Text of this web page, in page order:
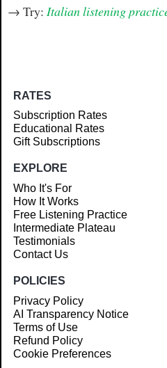
→ Try: Italian listening
RATES
Subscription Rates
Educational Rates
Gift Subscriptions
EXPLORE
Who It's For
How It Works
Free Listening Practice
Intermediate Plateau
Testimonials
Contact Us
POLICIES
Privacy Policy
AI Transparency Notice
Terms of Use
Refund Policy
Cookie Preferences